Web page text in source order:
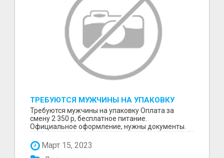
ТРЕБУЮТСЯ МУЖЧИНЫ НА УПАКОВКУ
Требуются мужчины на упаковку Оплата за
смену 2 350 р, бесплатное питание.
Официальное оформление, нужны документы.
Март 15, 2023